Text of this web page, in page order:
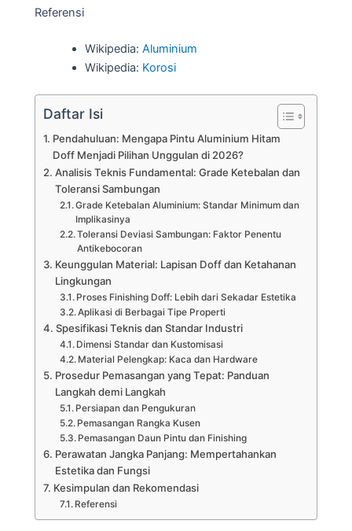
Referensi
Wikipedia: Aluminium
Wikipedia: Korosi
Daftar Isi
Pendahuluan: Mengapa Pintu Aluminium Hitam
Doff Menjadi Pilihan Unggulan di 2026?
Analisis Teknis Fundamental: Grade Ketebalan dan
Toleransi Sambungan
Grade Ketebalan Aluminium: Standar Minimum dan
Implikasinya
Toleransi Deviasi Sambungan: Faktor Penentu
Antikebocoran
Keunggulan Material: Lapisan Doff dan Ketahanan
Lingkungan
Proses Finishing Doff: Lebih dari Sekadar Estetika
Aplikasi di Berbagai Tipe Properti
Spesifikasi Teknis dan Standar Industri
Dimensi Standar dan Kustomisasi
Material Pelengkap: Kaca dan Hardware
Prosedur Pemasangan yang Tepat: Panduan
Langkah demi Langkah
Persiapan dan Pengukuran
Pemasangan Rangka Kusen
Pemasangan Daun Pintu dan Finishing
Perawatan Jangka Panjang: Mempertahankan
Estetika dan Fungsi
Kesimpulan dan Rekomendasi
Referensi